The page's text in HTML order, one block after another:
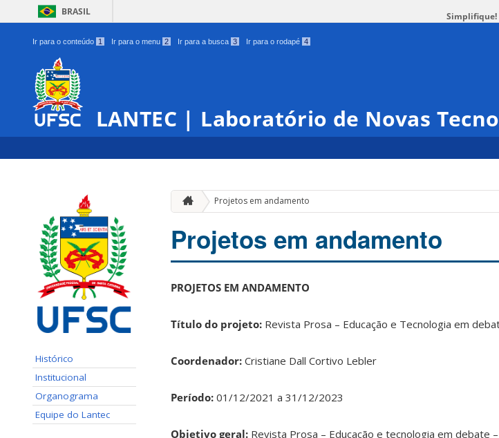
BRASIL Simplifique!
Ir para o conteúdo 1 Ir para o menu 2 Ir para a busca 3 Ir para o rodapé 4
LANTEC | Laboratório de Novas
Histórico
Institucional
Organograma
Equipe do Lantec
Projetos em andamento
Projetos em andamento
PROJETOS EM ANDAMENTO
Título do projeto: Revista Prosa – Educação e Tecnologia em
Coordenador: Cristiane Dall Cortivo Lebler
Período: 01/12/2021 a 31/12/2023
Objetivo geral: Revista Prosa – Educação e tecnologia em